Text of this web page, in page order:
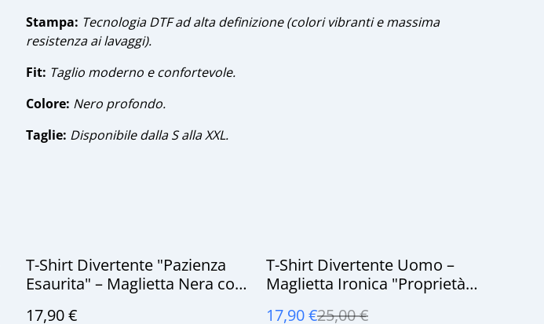
​Stampa: Tecnologia DTF ad alta definizione (colori vibranti e massima
resistenza ai lavaggi).
​Fit: Taglio moderno e confortevole.
​Colore: Nero profondo.
Taglie: Disponibile dalla S alla XXL.
T-Shirt Divertente "Pazienza
Esaurita" – Maglietta Nera con
17,90 €
%
T-Shirt Divertente Uomo –
Maglietta Ironica "Proprietà
17,90 €25,00 €